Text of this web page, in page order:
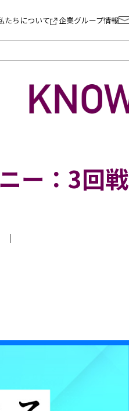
たちについて 企業グループ情報
ー：3回戦
｜